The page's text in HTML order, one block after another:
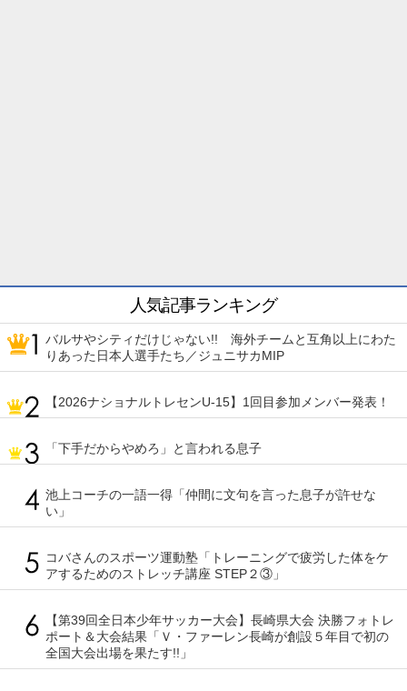
人気記事ランキング
バルサやシティだけじゃない!! 海外チームと互角以上にわた
りあった日本人選手たち／ジュニサカMIP
【2026ナショナルトレセンU-15】1回目参加メンバー発表！
「下手だからやめろ」と言われる息子
池上コーチの一語一得「仲間に文句を言った息子が許せな
い」
コバさんのスポーツ運動塾「トレーニングで疲労した体をケ
アするためのストレッチ講座 STEP２③」
【第39回全日本少年サッカー大会】長崎県大会 決勝フォトレ
ポート＆大会結果「Ｖ・ファーレン長崎が創設５年目で初の
全国大会出場を果たす!!」